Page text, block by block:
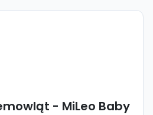
- MiLeo Baby